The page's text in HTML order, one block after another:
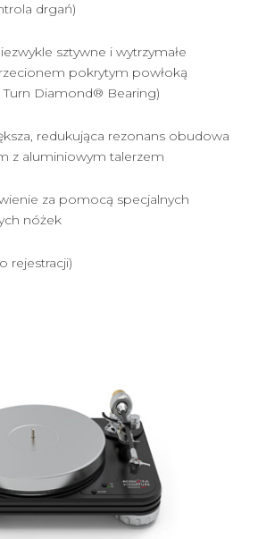
drgań)
sztywne i wytrzymałe
pokrytym powłoką
Diamond® Bearing)
redukująca rezonans obudowa
z aluminiowym talerzem
za pomocą specjalnych
nóżek
rejestracji)